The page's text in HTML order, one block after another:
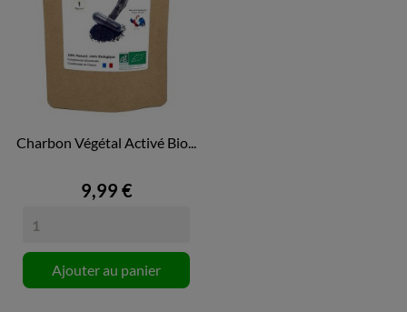
Charbon Végétal Activé Bio...
9,99 €
Ajouter au panier